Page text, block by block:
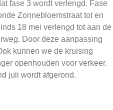
fase 3 wordt verlengd. Fase
Zonnebloemstraat tot en
18 mei verlengd tot aan de
Door deze aanpassing
kunnen we de kruising
openhouden voor verkeer.
juli wordt afgerond.